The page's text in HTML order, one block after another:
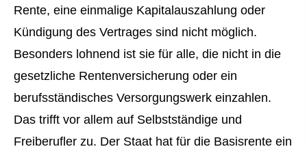
Rente, eine einmalige Kapitalauszahlung oder
Kündigung des Vertrages sind nicht möglich.
Besonders lohnend ist sie für alle, die nicht in die
gesetzliche Rentenversicherung oder ein
berufsständisches Versorgungswerk einzahlen.
Das trifft vor allem auf Selbstständige und
Freiberufler zu. Der Staat hat für die Basisrente ein